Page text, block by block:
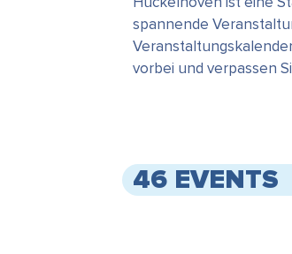
spannende
vorbei und verpassen
46 EVENTS